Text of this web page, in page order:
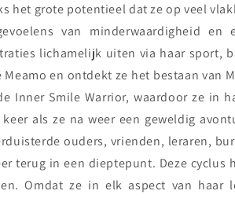
het grote potentieel dat ze op veel
van minderwaardigheid
lichamelijk uiten via haar sport,
en ontdekt ze het bestaan van
Inner Smile Warrior, waardoor ze in
als ze na weer een geweldig
ouders, vrienden, leraren,
terug in een dieptepunt. Deze cyclus
Omdat ze in elk aspect van